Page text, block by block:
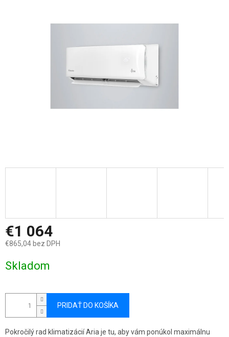
€1 064
€865,04 bez DPH
cena:
Skladom
PRIDAŤ DO KOŠÍKA
Pokročilý rad klimatizácií Aria je tu, aby vám ponúkol maximálnu